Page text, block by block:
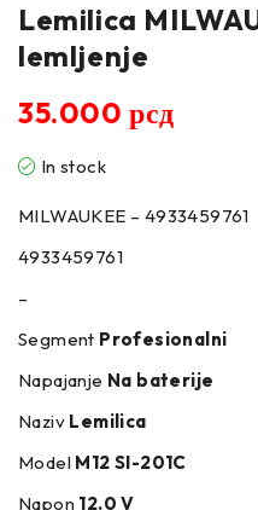
Lemilica
lemljenje
35.000рсд
In stock
MILWAUKEE – 4933459761
4933459761
–
Segment Profesionalni
Napajanje Na baterije
Naziv Lemilica
Model M12 SI-201C
Napon 12.0 V